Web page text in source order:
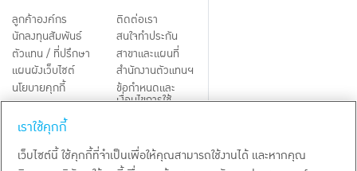
ลูกค้าองค์กร
นักลงทุนสัมพันธ์
ตัวแทน / ที่ปรึกษา
แผนผังเว็บไซต์
นโยบายคุกกี้
Third-Party Notices
ติดต่อเรา
สนใจทำประกัน
สาขาและแผนที่
สำนักงานตัวแทนฯ
ข้อกำหนดและ
เงื่อนไขการใช้
TH EN
เราใช้คุกกี้
เว็บไซต์นี้ ใช้คุกกี้ที่จำเป็นเพื่อให้คุณสามารถใช้งานได้ และหากคุณ